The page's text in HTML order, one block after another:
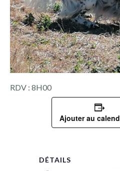
RDV : 8H00
Ajouter au
DÉTAILS